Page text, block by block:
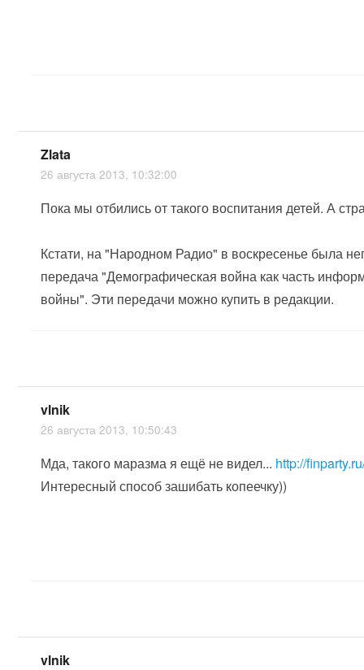
Zlata
26 августа 2013, 10:32:00
Пока мы отбились от такого воспитания детей. А
Кстати, на "Народном Радио" в воскресенье была
передача "Демографическая война как часть
войны". Эти передачи можно купить в редакции.
vlnik
26 августа 2013, 10:50:43
Мда, такого маразма я ещё не видел... http://
Интересный способ зашибать копеечку))
vlnik